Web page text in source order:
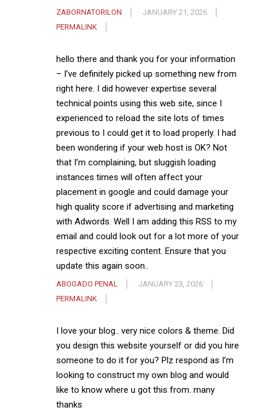
ZABORNATORILON
JANUARY 21, 2026
PERMALINK
hello there and thank you for your information
– I’ve definitely picked up something new from
right here. I did however expertise several
technical points using this web site, since I
experienced to reload the site lots of times
previous to I could get it to load properly. I had
been wondering if your web host is OK? Not
that I’m complaining, but sluggish loading
instances times will often affect your
placement in google and could damage your
high quality score if advertising and marketing
with Adwords. Well I am adding this RSS to my
email and could look out for a lot more of your
respective exciting content. Ensure that you
update this again soon..
ABOGADO PENAL
JANUARY 23, 2026
PERMALINK
I love your blog.. very nice colors & theme. Did
you design this website yourself or did you hire
someone to do it for you? Plz respond as I’m
looking to construct my own blog and would
like to know where u got this from. many
thanks